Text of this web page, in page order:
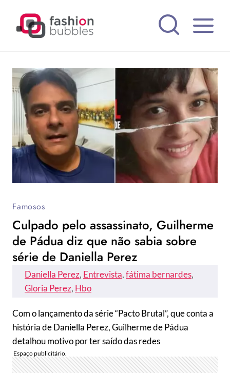
Famosos
Culpado pelo assassinato, Guilherme
de Pádua diz que não sabia sobre
série de Daniella Perez
Daniella Perez, Entrevista, fátima bernardes
Gloria Perez, Hbo
Com o lançamento da série “Pacto Brutal”, que conta a
história de Daniella Perez, Guilherme de Pádua
detalhou motivo por ter saído das redes